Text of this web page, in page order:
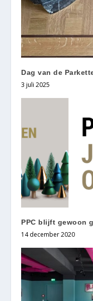
Dag van de
3 juli 2025
PPC blijft gewoon
14 december 2020